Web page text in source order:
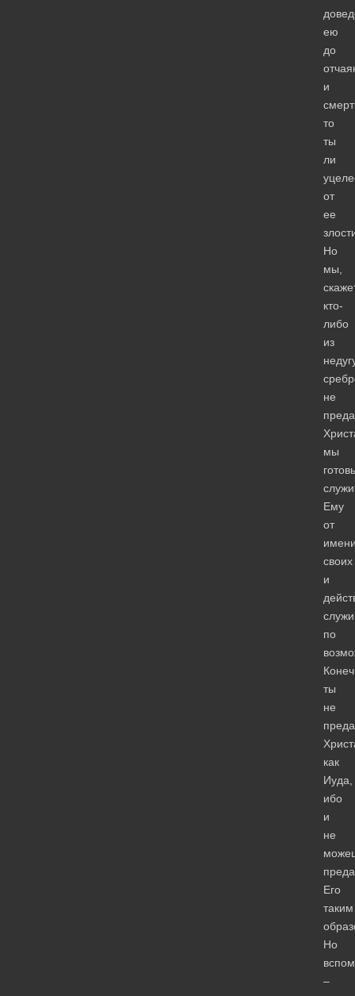
ею
до
и
то
ты
ли
от
ее
Но
мы,
кто-
либо
из
не
мы
Ему
от
своих
и
по
ты
не
как
Иуда,
ибо
и
не
Его
таким
Но
–